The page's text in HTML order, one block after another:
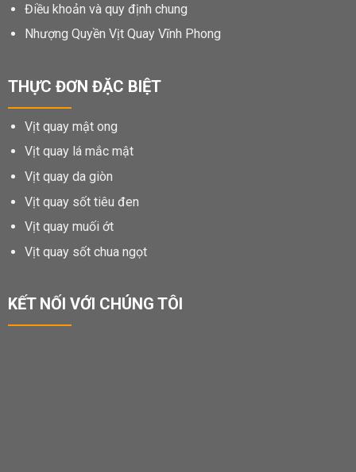
Điều khoản và quy định chung
Nhượng Quyền Vịt Quay Vĩnh Phong
THỰC ĐƠN ĐẶC BIỆT
Vịt quay mật ong
Vịt quay lá mắc mật
Vịt quay da giòn
Vịt quay sốt tiêu đen
Vịt quay muối ớt
Vịt quay sốt chua ngọt
KẾT NỐI VỚI CHÚNG TÔI